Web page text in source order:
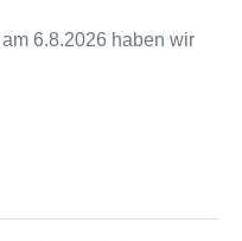
6.8.2026 haben wir